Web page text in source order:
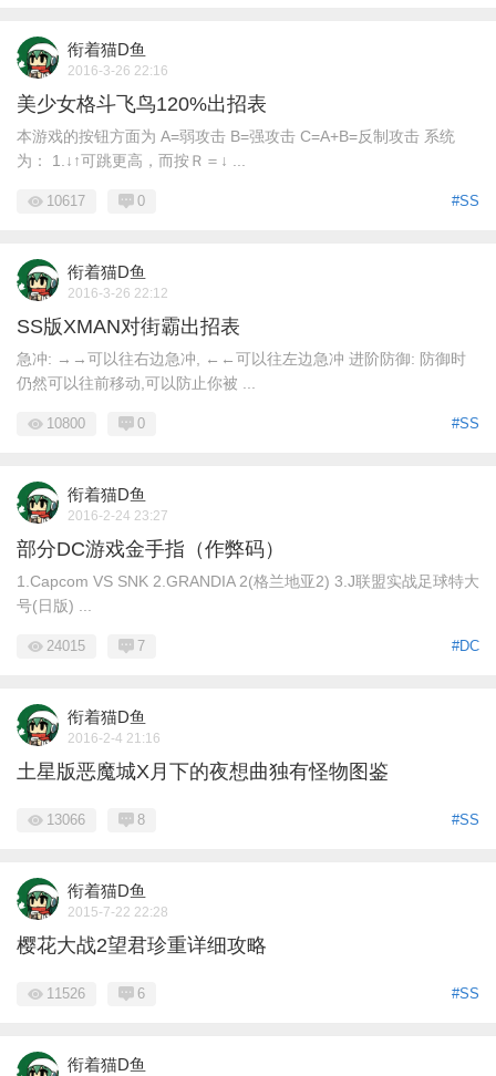
衔着猫D鱼
2016-3-26 22:16
美少女格斗飞鸟120%出招表
本游戏的按钮方面为 A=弱攻击 B=强攻击 C=A+B=反制攻击 系统
为： 1.↓↑可跳更高，而按Ｒ＝↓ ...
#SS
10617 0
衔着猫D鱼
2016-3-26 22:12
SS版XMAN对街霸出招表
急冲: →→可以往右边急冲, ←←可以往左边急冲 进阶防御: 防御时
仍然可以往前移动,可以防止你被 ...
#SS
10800 0
衔着猫D鱼
2016-2-24 23:27
部分DC游戏金手指（作弊码）
1.Capcom VS SNK 2.GRANDIA 2(格兰地亚2) 3.J联盟实战足球特大
号(日版) ...
#DC
24015 7
衔着猫D鱼
2016-2-4 21:16
土星版恶魔城X月下的夜想曲独有怪物图鉴
#SS
13066 8
衔着猫D鱼
2015-7-22 22:28
樱花大战2望君珍重详细攻略
#SS
11526 6
衔着猫D鱼